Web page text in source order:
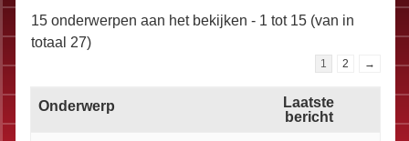
15 onderwerpen aan het bekijken - 1 tot 15 (van in
totaal 27)
1 2 →
Onderwerp
Laatste
bericht